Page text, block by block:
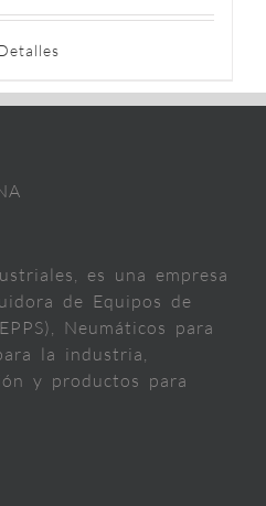
es una empresa
de Equipos de
Neumáticos para
la industria,
y productos para